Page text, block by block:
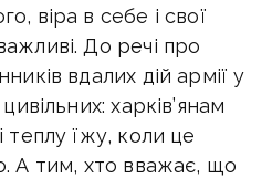
віра в себе і свої
До речі про
вдалих дій армії у
харків’янам
теплу їжу, коли це
А тим, хто вважає, що